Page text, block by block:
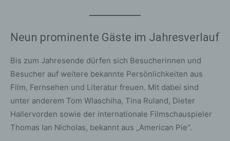
Neun prominente Gäste im Jahresverlauf
Bis zum Jahresende dürfen sich Besucherinnen und
Besucher auf weitere bekannte Persönlichkeiten aus
Film, Fernsehen und Literatur freuen. Mit dabei sind
unter anderem Tom Wlaschiha, Tina Ruland, Dieter
Hallervorden sowie der internationale Filmschauspieler
Thomas Ian Nicholas, bekannt aus „American Pie“.